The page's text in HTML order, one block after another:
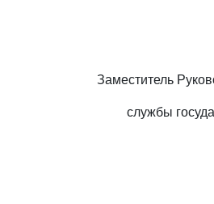
Заместитель
службы